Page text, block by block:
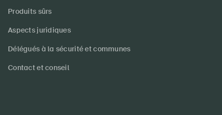
Produits sûrs
Aspects juridiques
Délégués à la sécurité et communes
Contact et conseil